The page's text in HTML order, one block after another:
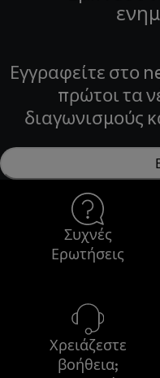
Εγγραφείτε στο
πρώτοι τα
διαγωνισμούς
Συχνές
Ερωτήσεις
Χρειάζεστε
βοήθεια;